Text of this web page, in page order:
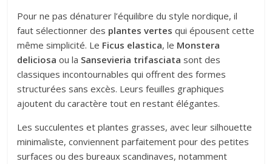
Pour ne pas dénaturer l’équilibre du style nordique, il
faut sélectionner des plantes vertes qui épousent cette
même simplicité. Le Ficus elastica, le Monstera
deliciosa ou la Sansevieria trifasciata sont des
classiques incontournables qui offrent des formes
structurées sans excès. Leurs feuilles graphiques
ajoutent du caractère tout en restant élégantes.
Les succulentes et plantes grasses, avec leur silhouette
minimaliste, conviennent parfaitement pour des petites
surfaces ou des bureaux scandinaves, notamment